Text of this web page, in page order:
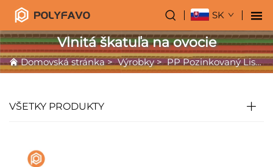
SK
Vlnitá škatuľa na ovocie
Domovská stránka>Výrobky>PP Pozinkovaný List >
VŠETKY PRODUKTY